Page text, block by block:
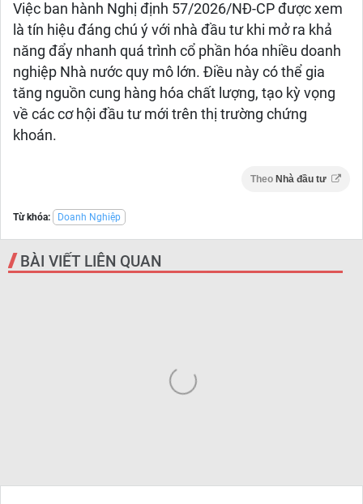
Việc ban hành Nghị định 57/2026/NĐ-CP được xem
là tín hiệu đáng chú ý với nhà đầu tư khi mở ra khả
năng đẩy nhanh quá trình cổ phần hóa nhiều doanh
nghiệp Nhà nước quy mô lớn. Điều này có thể gia
tăng nguồn cung hàng hóa chất lượng, tạo kỳ vọng
về các cơ hội đầu tư mới trên thị trường chứng
khoán.
Theo Nhà đầu tư
Từ khóa: Doanh Nghiệp
BÀI VIẾT LIÊN QUAN